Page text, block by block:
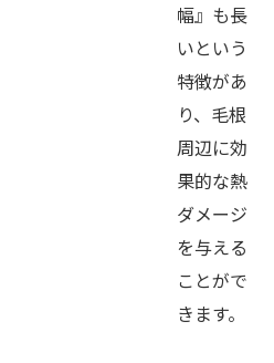
幅』も長
いという
特徴があ
り、毛根
周辺に効
果的な熱
ダメージ
を与える
ことがで
きます。